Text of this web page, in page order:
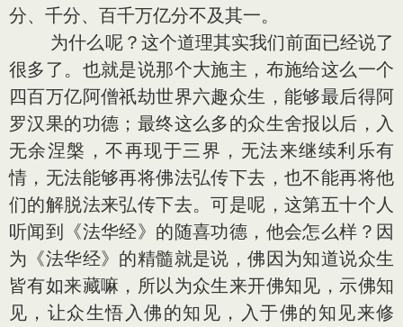
分、千分、百千万亿分不及其一。
为什么呢？这个道理其实我们前面已经说了
很多了。也就是说那个大施主，布施给这么一个
四百万亿阿僧祇劫世界六趣众生，能够最后得阿
罗汉果的功德；最终这么多的众生舍报以后，入
无余涅槃，不再现于三界，无法来继续利乐有
情，无法能够再将佛法弘传下去，也不能再将他
们的解脱法来弘传下去。可是呢，这第五十个人
听闻到《法华经》的随喜功德，他会怎么样？因
为《法华经》的精髓就是说，佛因为知道说众生
皆有如来藏嘛，所以为众生来开佛知见，示佛知
见，让众生悟入佛的知见，入于佛的知见来修